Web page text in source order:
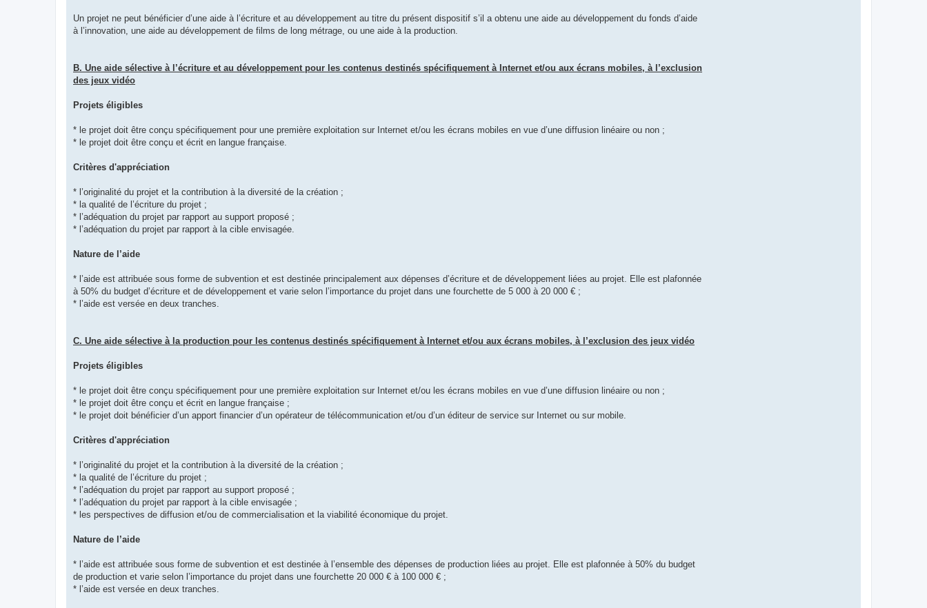
Un projet ne peut bénéficier d’une aide à l’écriture et au développement au titre du présent dispositif s’il a obtenu une aide au développement du fonds d’aide
à l’innovation, une aide au développement de films de long métrage, ou une aide à la production.
B. Une aide sélective à l’écriture et au développement pour les contenus destinés spécifiquement à Internet et/ou aux écrans mobiles, à l’exclusion
des jeux vidéo
Projets éligibles
* le projet doit être conçu spécifiquement pour une première exploitation sur Internet et/ou les écrans mobiles en vue d’une diffusion linéaire ou non ;
* le projet doit être conçu et écrit en langue française.
Critères d'appréciation
* l’originalité du projet et la contribution à la diversité de la création ;
* la qualité de l’écriture du projet ;
* l’adéquation du projet par rapport au support proposé ;
* l’adéquation du projet par rapport à la cible envisagée.
Nature de l’aide
* l’aide est attribuée sous forme de subvention et est destinée principalement aux dépenses d’écriture et de développement liées au projet. Elle est plafonnée
à 50% du budget d’écriture et de développement et varie selon l’importance du projet dans une fourchette de 5 000 à 20 000 € ;
* l’aide est versée en deux tranches.
C. Une aide sélective à la production pour les contenus destinés spécifiquement à Internet et/ou aux écrans mobiles, à l’exclusion des jeux vidéo
Projets éligibles
* le projet doit être conçu spécifiquement pour une première exploitation sur Internet et/ou les écrans mobiles en vue d’une diffusion linéaire ou non ;
* le projet doit être conçu et écrit en langue française ;
* le projet doit bénéficier d’un apport financier d’un opérateur de télécommunication et/ou d’un éditeur de service sur Internet ou sur mobile.
Critères d'appréciation
* l’originalité du projet et la contribution à la diversité de la création ;
* la qualité de l’écriture du projet ;
* l’adéquation du projet par rapport au support proposé ;
* l’adéquation du projet par rapport à la cible envisagée ;
* les perspectives de diffusion et/ou de commercialisation et la viabilité économique du projet.
Nature de l’aide
* l’aide est attribuée sous forme de subvention et est destinée à l’ensemble des dépenses de production liées au projet. Elle est plafonnée à 50% du budget
de production et varie selon l’importance du projet dans une fourchette 20 000 € à 100 000 € ;
* l’aide est versée en deux tranches.